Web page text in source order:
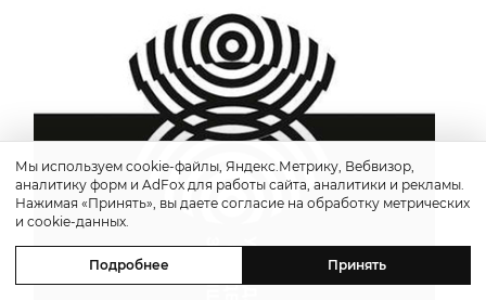
Мы используем cookie-файлы, Яндекс.Метрику, Вебвизор,
аналитику форм и AdFox для работы сайта, аналитики и рекламы.
Нажимая «Принять», вы даете согласие на обработку метрических
и cookie-данных.
Подробнее Принять